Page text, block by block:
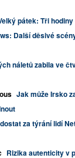
pátek: Tři
Další děsivé
náletů zabila ve
Jak může Irsko
za týrání lidí
Rizika autenticity v